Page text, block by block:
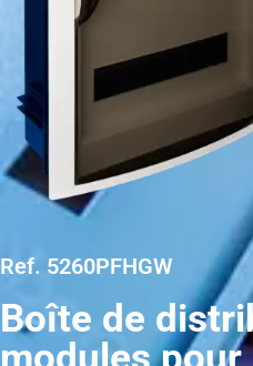
Ref. 5260PFHGW
Boîte de